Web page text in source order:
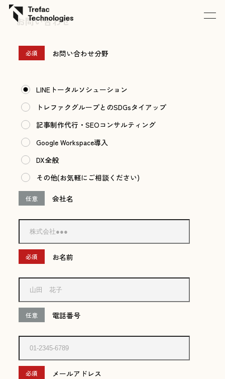
お問い合わせ
必須 お問い合わせ分野
LINEトータルソシューション
トレファクグループとのSDGsタイアップ
記事制作代行・SEOコンサルティング
Google Workspace導入
DX全般
その他(お気軽にご相談ください)
任意 会社名
必須 お名前
任意 電話番号
必須 メールアドレス